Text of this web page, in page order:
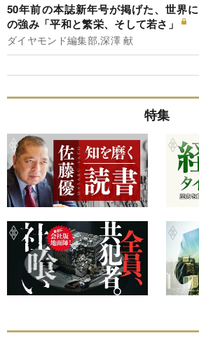
50年前の本誌新年号が掲げた、世界
の強み「平和と繁栄、そして若さ」
ダイヤモンド編集部,深澤 献
特集